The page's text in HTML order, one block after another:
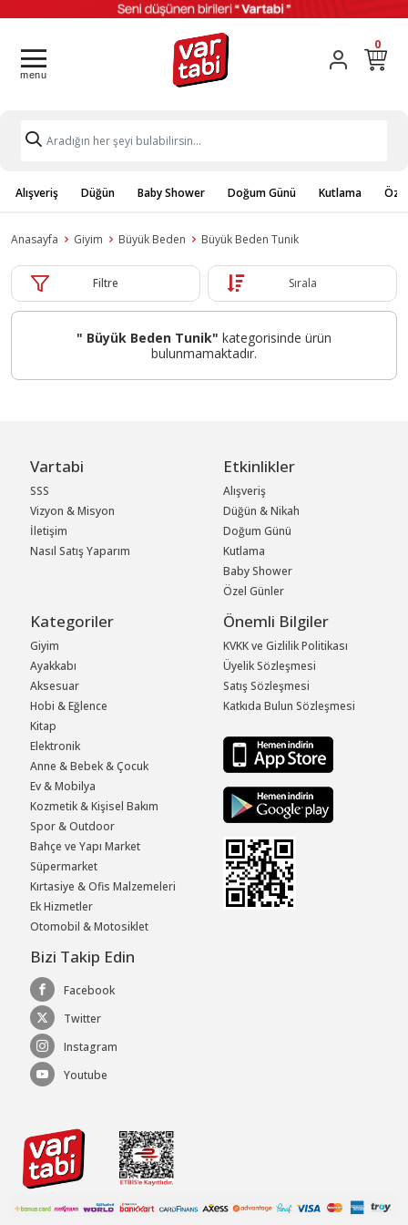
0
Alışveriş Düğün Baby Shower Doğum Günü Kutlama
Anasayfa Giyim Büyük Beden Büyük Beden Tunik
Filtre Sırala
" Büyük Beden Tunik" kategorisinde ürün
bulunmamaktadır.
Vartabi
SSS
Vizyon & Misyon
İletişim
Nasıl Satış Yaparım
Etkinlikler
Alışveriş
Düğün & Nikah
Doğum Günü
Kutlama
Baby Shower
Özel Günler
Kategoriler
Giyim
Ayakkabı
Aksesuar
Hobi & Eğlence
Kitap
Elektronik
Anne & Bebek & Çocuk
Ev & Mobilya
Kozmetik & Kişisel Bakım
Spor & Outdoor
Bahçe ve Yapı Market
Süpermarket
Kırtasiye & Ofis Malzemeleri
Ek Hizmetler
Otomobil & Motosiklet
Önemli Bilgiler
KVKK ve Gizlilik Politikası
Üyelik Sözleşmesi
Satış Sözleşmesi
Katkıda Bulun Sözleşmesi
Bizi Takip Edin
Facebook
Twitter
Instagram
Youtube